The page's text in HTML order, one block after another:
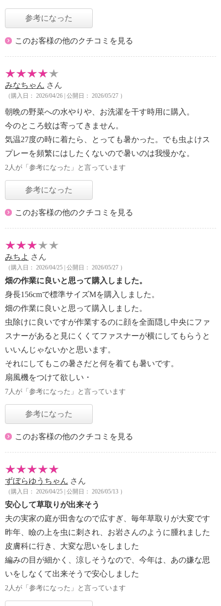
参考になった
このお客様の他のクチコミを見る
みなちゃん さん
（購入日： 2026/04/26 | 公開日： 2026/05/27 ）
朝晩の野菜への水やりや、お洗濯を干す時用に購入。
今のところ蚊は寄ってきません。
気温27度の時に着たら、とっても暑かった。でも虫よけス
プレーを頻繁にはしたくないので暑いのは我慢かな。
2人が「参考になった」と言っています
参考になった
このお客様の他のクチコミを見る
みちよ さん
（購入日： 2026/04/25 | 公開日： 2026/05/27 ）
畑の作業に良いと思って購入しました。
身長156cmで標準サイズMを購入しました。
畑の作業に良いと思って購入しました。
虫除けに良いですが作業するのに顔を全面隠し中央にファ
スナーがあると見にくくてファスナーが横にしてもらうと
いいんじゃないかと思います。
それにしてもこの暑さだと何を着ても暑いです。
扇風機をつけて欲しい・
7人が「参考になった」と言っています
参考になった
このお客様の他のクチコミを見る
ずぼらゆうちゃん さん
（購入日： 2026/04/25 | 公開日： 2026/05/13 ）
安心して草取りが出来そう
夫の実家の庭が田舎なので広すぎ、毎年草取りが大変です
昨年、瞼の上を虫に刺され、お岩さんのように腫れました
皮膚科に行き、大変な思いをしました
編みの目が細かく、涼しそうなので、今年は、あの嫌な思
いをしなくて出来そうで安心しました
2人が「参考になった」と言っています